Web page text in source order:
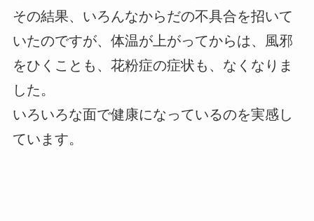
その結果、いろんなからだの不具合を招いて
いたのですが、体温が上がってからは、風邪
をひくことも、花粉症の症状も、なくなりま
した。
いろいろな面で健康になっているのを実感し
ています。